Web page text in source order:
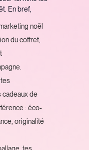
En bref,
noël
du coffret,
cadeaux de
: éco-
originalité
tes